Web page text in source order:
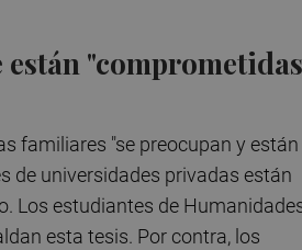
"comprometidas
familiares "se preocupan y están
de universidades privadas están
Los estudiantes de
esta tesis. Por contra, los